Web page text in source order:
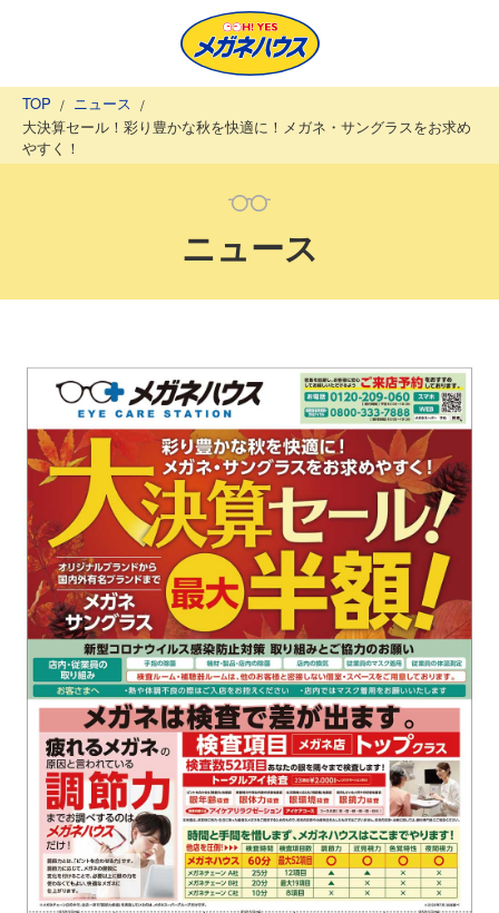
TOP
ニュース
大決算セール！彩り豊かな秋を快適に！メガネ・サングラスをお求め
やすく！
ニュース